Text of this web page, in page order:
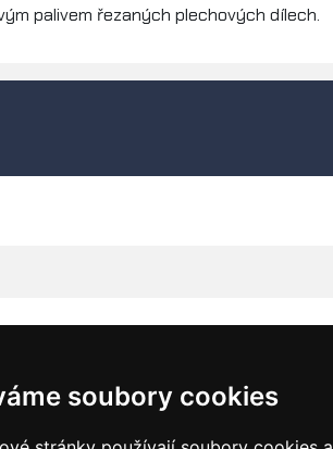
soubory cookies
palivem řezaných plechových dílech.